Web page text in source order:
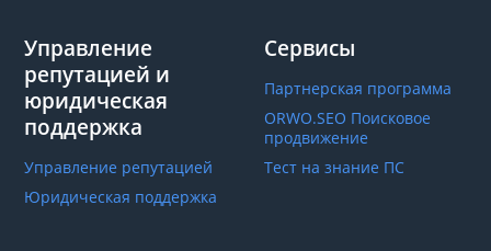
Управление
репутацией и
юридическая
поддержка
Управление репутацией
Юридическая поддержка
Сервисы
Партнерская программа
ORWO.SEO Поисковое
продвижение
Тест на знание ПС